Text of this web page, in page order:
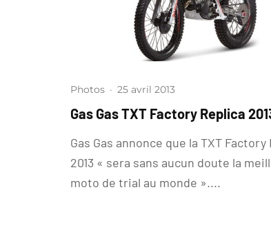
Photos · 25 avril 2013
Gas Gas TXT Factory Replica
Gas Gas annonce que la TXT Factory
2013 « sera sans aucun doute la
moto de trial au monde »....